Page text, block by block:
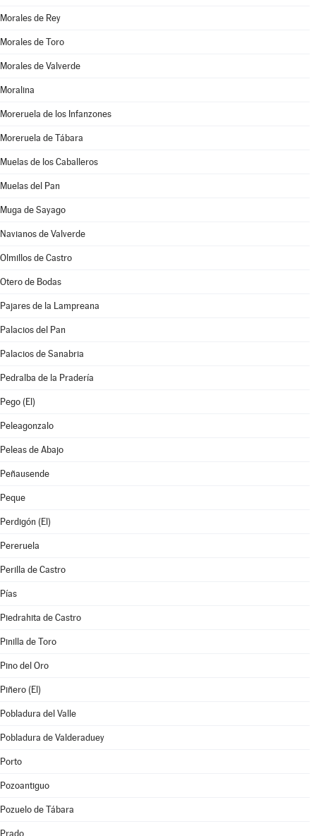
Morales de Rey
Morales de Toro
Morales de Valverde
Moralina
Moreruela de los Infanzones
Moreruela de Tábara
Muelas de los Caballeros
Muelas del Pan
Muga de Sayago
Navianos de Valverde
Olmillos de Castro
Otero de Bodas
Pajares de la Lampreana
Palacios del Pan
Palacios de Sanabria
Pedralba de la Pradería
Pego (El)
Peleagonzalo
Peleas de Abajo
Peñausende
Peque
Perdigón (El)
Pereruela
Perilla de Castro
Pías
Piedrahita de Castro
Pinilla de Toro
Pino del Oro
Piñero (El)
Pobladura del Valle
Pobladura de Valderaduey
Porto
Pozoantiguo
Pozuelo de Tábara
Prado